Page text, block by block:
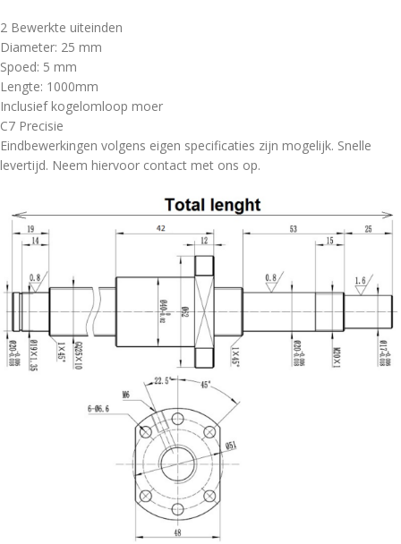
2 Bewerkte uiteinden
Diameter: 25 mm
Spoed: 5 mm
Lengte: 1000mm
Inclusief kogelomloop moer
C7 Precisie
Eindbewerkingen volgens eigen specificaties zijn mogelijk. Snelle
levertijd. Neem hiervoor contact met ons op.